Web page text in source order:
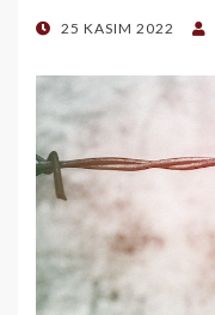
POSTED
25 KASIM 2022